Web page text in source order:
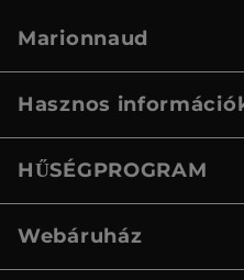
Marionnaud
Hasznos
HŰSÉGPROGRAM
Webáruház